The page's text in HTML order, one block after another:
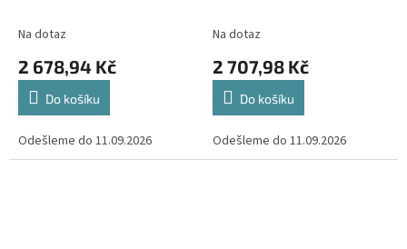
Na dotaz
2 678,94 Kč
Do košíku
Odešleme do 11.09.2026
Na dotaz
2 707,98 Kč
Do košíku
Odešleme do 11.09.2026